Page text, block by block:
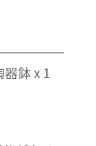
鉢 x 1